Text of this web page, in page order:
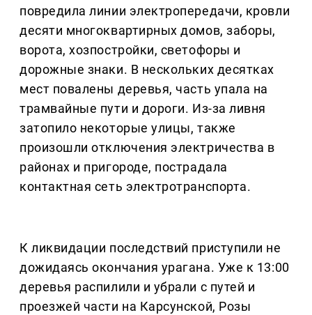
повредила линии электропередачи, кровли
десяти многоквартирных домов, заборы,
ворота, хозпостройки, светофоры и
дорожные знаки. В нескольких десятках
мест повалены деревья, часть упала на
трамвайные пути и дороги. Из-за ливня
затопило некоторые улицы, также
произошли отключения электричества в
районах и пригороде, пострадала
контактная сеть электротранспорта.
К ликвидации последствий приступили не
дожидаясь окончания урагана. Уже к 13:00
деревья распилили и убрали с путей и
проезжей части на Карсунской, Розы